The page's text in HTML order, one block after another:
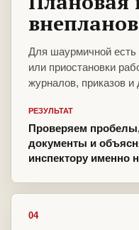
Для шаурмичной
или приостановки
журналов, приказов и
РЕЗУЛЬТАТ
Проверяем
документы и
инспектору именно
04